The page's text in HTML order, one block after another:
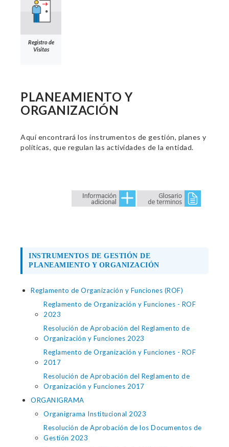
Registro de
Visitas
PLANEAMIENTO Y
ORGANIZACIÓN
Aquí encontrará los instrumentos de gestión, planes y
políticas, que regulan las actividades de la entidad.
INSTRUMENTOS DE GESTIÓN DE
PLANEAMIENTO Y ORGANIZACIÓN
Reglamento de Organización y Funciones (ROF)
Reglamento de Organización y Funciones - ROF
2023
Resolución de Aprobación del Reglamento de
Organización y Funciones 2023
Reglamento de Organización y Funciones - ROF
2017
Resolución de Aprobación del Reglamento de
Organización y Funciones 2017
ORGANIGRAMA
Organigrama Institucional 2023
Resolución de Aprobación de los Documentos de
Gestión 2023